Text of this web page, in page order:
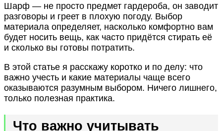
Шарф — не просто предмет гардероба, он заводит
разговоры и греет в плохую погоду. Выбор
материала определяет, насколько комфортно вам
будет носить вещь, как часто придётся стирать её
и сколько вы готовы потратить.
В этой статье я расскажу коротко и по делу: что
важно учесть и какие материалы чаще всего
оказываются разумным выбором. Ничего лишнего,
только полезная практика.
Что важно учитывать